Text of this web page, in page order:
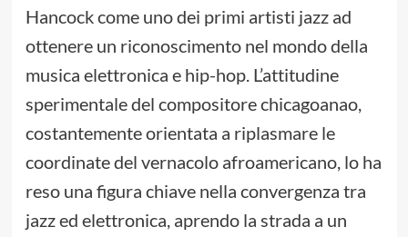
Hancock come uno dei primi artisti jazz ad
ottenere un riconoscimento nel mondo della
musica elettronica e hip-hop. L’attitudine
sperimentale del compositore chicagoanao,
costantemente orientata a riplasmare le
coordinate del vernacolo afroamericano, lo ha
reso una figura chiave nella convergenza tra
jazz ed elettronica, aprendo la strada a un